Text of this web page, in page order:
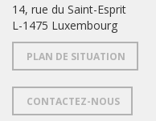
14, rue du Saint-Esprit
L-1475 Luxembourg
PLAN DE SITUATION
CONTACTEZ-NOUS